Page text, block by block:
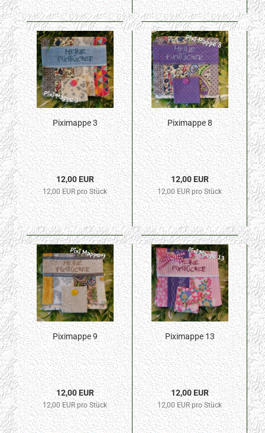
Piximappe 3
12,00 EUR
12,00 EUR pro Stück
Piximappe 8
12,00 EUR
12,00 EUR pro Stück
Piximappe 9
12,00 EUR
12,00 EUR pro Stück
Piximappe 13
12,00 EUR
12,00 EUR pro Stück